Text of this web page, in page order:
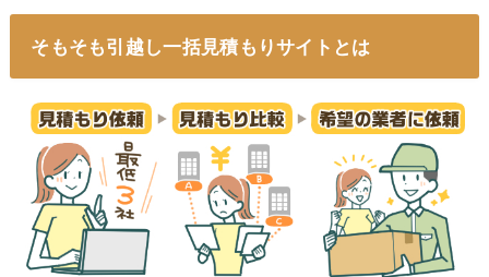
そもそも引越し一括見積もりサイトとは